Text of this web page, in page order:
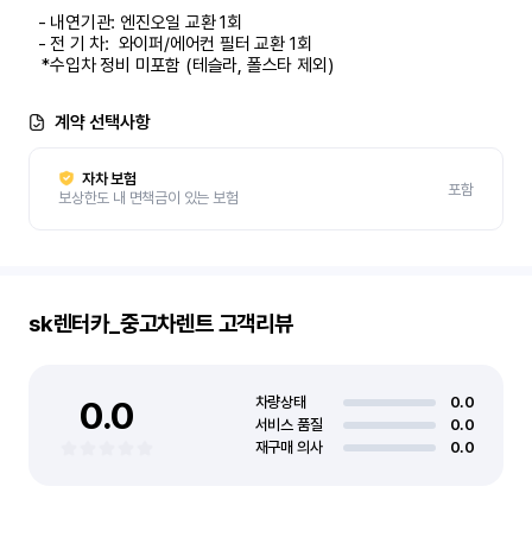
   *수입차 정비 미포함 (테슬라, 폴스타 제외)
계약 선택사항
자차 보험
보상한도 내 면책금이 있는 보험
포함
sk렌터카_중고차렌트고객리뷰
0.0 차량상태
0.0
서비스 품질
0.0
재구매 의사
0.0